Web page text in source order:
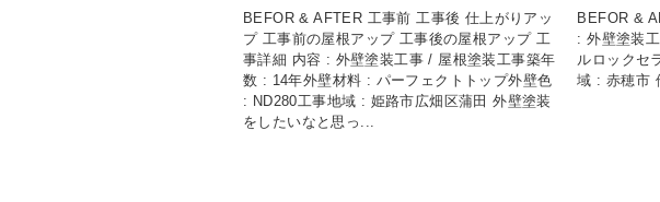
BEFOR & AFTER 工事前 工事後 仕上がりアッ
プ 工事前の屋根アップ 工事後の屋根アップ 工
事詳細 内容 : 外壁塗装工事 / 屋根塗装工事築年
数 : 14年外壁材料 : パーフェクトトップ外壁色
: ND280工事地域 : 姫路市広畑区蒲田 外壁塗装
をしたいなと思っ...
BEFOR &
: 外壁塗装
ルロックセ
域 : 赤穂市